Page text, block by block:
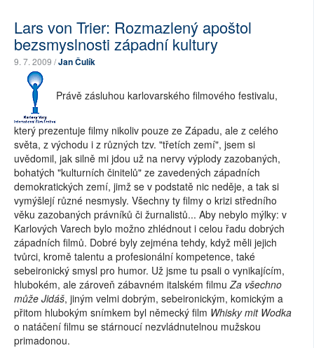
Lars von Trier: Rozmazlený apoštol
bezsmyslnosti západní kultury
9. 7. 2009 /Jan Čulík
Právě zásluhou karlovarského filmového festivalu,
který prezentuje filmy nikoliv pouze ze Západu, ale z celého
světa, z východu i z různých tzv. "třetích zemí", jsem si
uvědomil, jak silně mi jdou už na nervy výplody zazobaných,
bohatých "kulturních činitelů" ze zavedených západních
demokratických zemí, jimž se v podstatě nic neděje, a tak si
vymýšlejí různé nesmysly. Všechny ty filmy o krizi středního
věku zazobaných právníků či žurnalistů... Aby nebylo mýlky: v
Karlových Varech bylo možno zhlédnout i celou řadu dobrých
západních filmů. Dobré byly zejména tehdy, když měli jejich
tvůrci, kromě talentu a profesionální kompetence, také
sebeironický smysl pro humor. Už jsme tu psali o vynikajícím,
hlubokém, ale zároveň zábavném italském filmuZa všechno
může Jidáš, jiným velmi dobrým, sebeironickým, komickým a
přitom hlubokým snímkem byl německý film Whisky mit Wodka
o natáčení filmu se stárnoucí nezvládnutelnou mužskou
primadonou.